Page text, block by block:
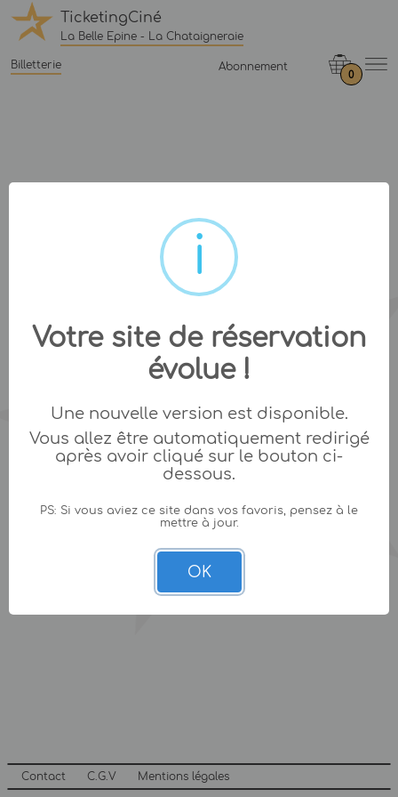
TicketingCiné
La Belle Epine - La Chataigneraie
Billetterie Abonnement
0
Contact C.G.V Mentions légales
Votre site de réservation
évolue !
Une nouvelle version est disponible.
Vous allez être automatiquement redirigé
après avoir cliqué sur le bouton ci-
dessous.
PS: Si vous aviez ce site dans vos favoris, pensez à le
mettre à jour.
OK